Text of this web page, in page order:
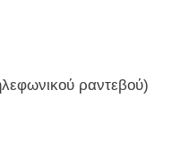
ραντεβού)